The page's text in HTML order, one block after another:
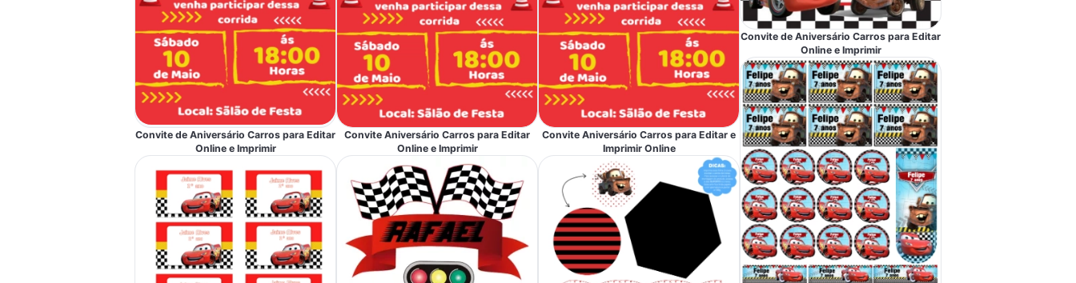
Convite de Aniversário Carros para Editar
Online e Imprimir
Convite Aniversário Carros para Editar
Online e Imprimir
Convite Aniversário Carros para Editar e
Imprimir Online
Convite de Aniversário Carros para Editar
Online e Imprimir